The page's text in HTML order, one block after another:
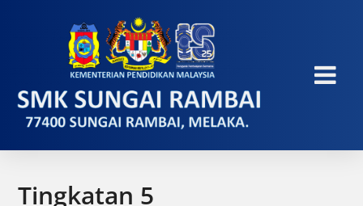
Tingkatan 5